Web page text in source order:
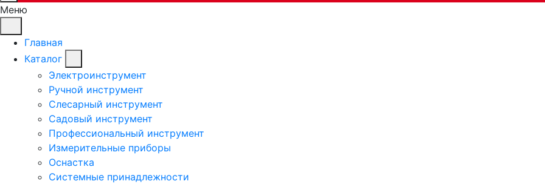
Меню
Главная
Каталог
Электроинструмент
Ручной инструмент
Слесарный инструмент
Садовый инструмент
Профессиональный инструмент
Измерительные приборы
Оснастка
Системные принадлежности